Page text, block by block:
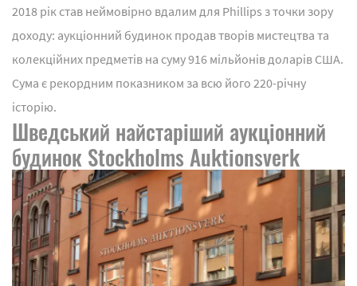
2018 рік став неймовірно вдалим для Phillips з точки зору
доходу: аукціонний будинок продав творів мистецтва та
колекційних предметів на суму 916 мільйонів доларів США.
Сума є рекордним показником за всю його 220-річну
історію.
Шведський найстаріший аукціонний
будинок Stockholms Auktionsverk